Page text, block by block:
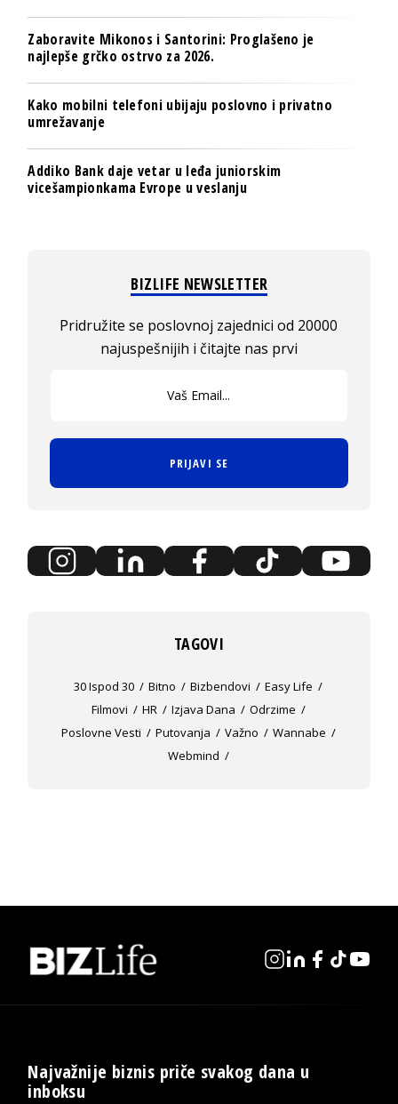
Zaboravite Mikonos i Santorini: Proglašeno je
najlepše grčko ostrvo za 2026.
Kako mobilni telefoni ubijaju poslovno i privatno
umrežavanje
Addiko Bank daje vetar u leđa juniorskim
vicešampionkama Evrope u veslanju
BIZLIFE NEWSLETTER
Pridružite se poslovnoj zajednici od 20000
najuspešnijih i čitajte nas prvi
PRIJAVI SE
TAGOVI
30 Ispod 30 Bitno Bizbendovi
Easy Life
Filmovi
HR Izjava Dana
Odrzime
Poslovne Vesti
Putovanja Važno
Wannabe
Webmind
Najvažnije biznis priče svakog dana u
inboksu